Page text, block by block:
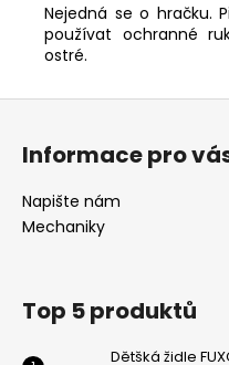
Nejedná se o hračku.
používat ochranné
ostré.
Z
Informace pro
Napište nám
Mechaniky
Top 5 produktů
Dětšká židle